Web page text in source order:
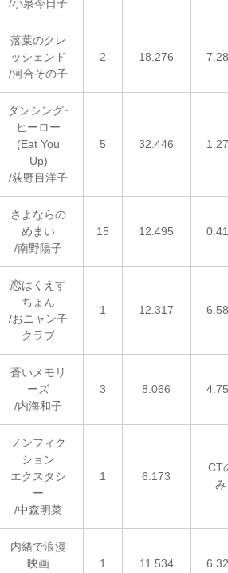
/小泉今日子
落葉のクレ
ッシェンド
/河合その子
2 18.276
ダンシング･
ヒーロー
(Eat You
Up)
/荻野目洋子
5 32.446
さよならの
めまい
/南野陽子
15 12.495
恋はくえす
ちょん
/おニャン子
クラブ
1 12.317
蒼いメモリ
ーズ
/内海和子
3 8.066
ノンフィク
ション
エクスタシ
ー
/中森明菜
1 6.173
CT
み
内緒で浪漫
映画
1 11.534